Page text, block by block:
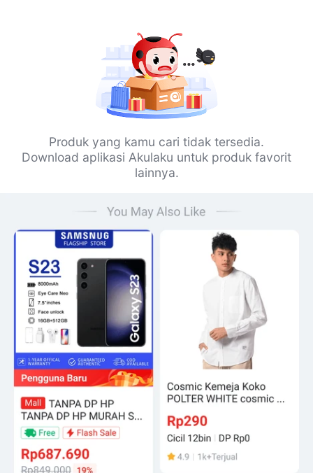
Produk yang kamu cari tidak tersedia.
Download aplikasi Akulaku untuk produk favorit
lainnya.